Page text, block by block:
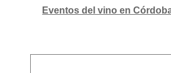
Eventos del vino en